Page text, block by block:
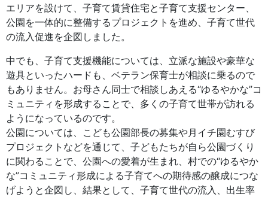
エリアを設けて、子育て賃貸住宅と子育て支援センター、
公園を一体的に整備するプロジェクトを進め、子育て世代
の流入促進を企図しました。
中でも、子育て支援機能については、立派な施設や豪華な
遊具といったハードも、ベテラン保育士が相談に乗るので
もありません。お母さん同士で相談しあえる“ゆるやかな”コ
ミュニティを形成することで、多くの子育て世帯が訪れる
ようになっているのです。
公園については、こども公園部長の募集や月イチ園むすび
プロジェクトなどを通じて、子どもたちが自ら公園づくり
に関わることで、公園への愛着が生まれ、村での“ゆるやか
な”コミュニティ形成による子育てへの期待感の醸成につな
げようと企図し、結果として、子育て世代の流入、出生率